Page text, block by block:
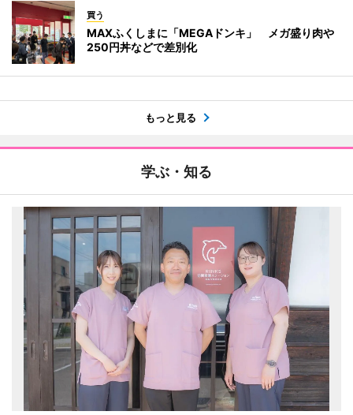
買う
MAXふくしまに「MEGAドンキ」 メガ盛り肉や
250円丼などで差別化
もっと見る
学ぶ・知る